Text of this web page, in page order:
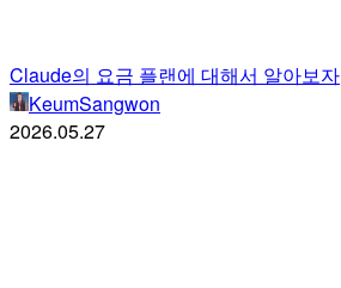
Claude의 요금 플랜에 대해서 알아보자
KeumSangwon
2026.05.27